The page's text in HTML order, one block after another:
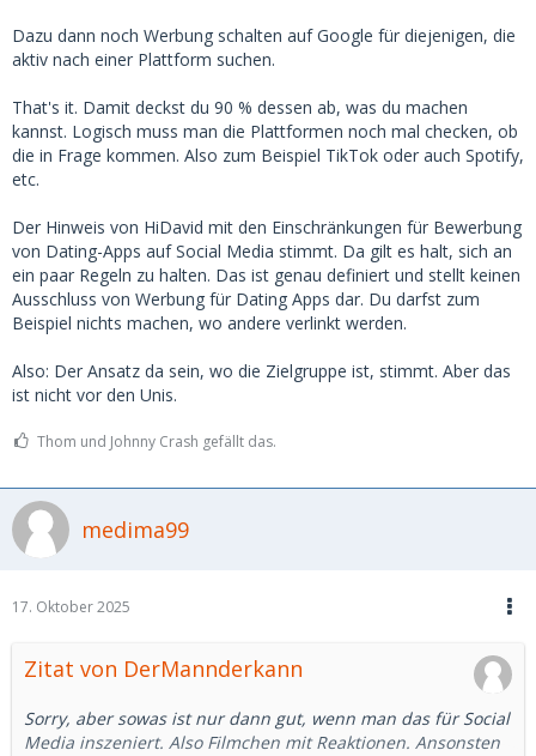
Dazu dann noch Werbung schalten auf Google für diejenigen, die
aktiv nach einer Plattform suchen.
That's it. Damit deckst du 90 % dessen ab, was du machen
kannst. Logisch muss man die Plattformen noch mal checken, ob
die in Frage kommen. Also zum Beispiel TikTok oder auch Spotify,
etc.
Der Hinweis von HiDavid mit den Einschränkungen für Bewerbung
von Dating-Apps auf Social Media stimmt. Da gilt es halt, sich an
ein paar Regeln zu halten. Das ist genau definiert und stellt keinen
Ausschluss von Werbung für Dating Apps dar. Du darfst zum
Beispiel nichts machen, wo andere verlinkt werden.
Also: Der Ansatz da sein, wo die Zielgruppe ist, stimmt. Aber das
ist nicht vor den Unis.
Thom und Johnny Crash gefällt das.
medima99
17. Oktober 2025
Zitat von DerMannderkann
Sorry, aber sowas ist nur dann gut, wenn man das für Social
Media inszeniert. Also Filmchen mit Reaktionen. Ansonsten